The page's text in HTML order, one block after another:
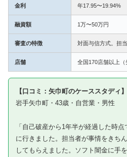
金利 年17.95〜19.94%
融資額 1万〜50万円
審査の特徴 対面与信方式。担
店舗 全国170店舗以上（
【口コミ：矢巾町のケーススタディ】
岩手矢巾町・43歳・自営業・男性
「自己破産から1年半が経過した時
に行きました。担当者が事情をきち
してもらえました。ソフト闇金に手